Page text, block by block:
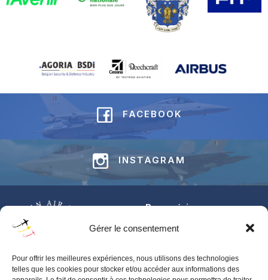
Gérer le consentement
Pour offrir les meilleures expériences, nous utilisons des technologies
telles que les cookies pour stocker et/ou accéder aux informations des
FACEBOOK
INSTAGRAM
Base aérienne
BELGIUM